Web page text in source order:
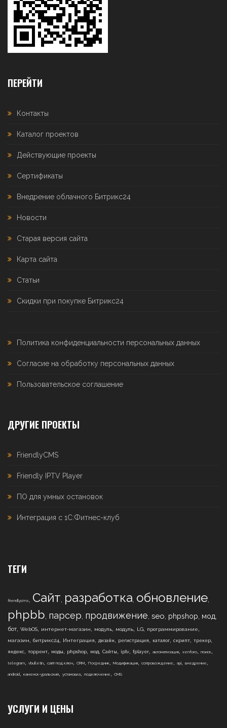
ПЕРЕЙТИ
Контакты
Каталог проектов
Действующие проекты
Сертификаты
Внедрение облачного Битрикс24
Новости
Старая версия сайта
Карта сайта
Статьи
Скидки при покупке Битрикс24
Политика конфиденциальности персональных данных
Согласие на обработку персональных данных
Пользовательское соглашение
ДРУГИЕ ПРОЕКТЫ
FriendlyCMS
Friendly IPTV Player
ПО для умных остановок
Интеграция с 1С:Фитнес-клуб
ТЕГИ
friendlycms , Сайт, разработка, обновление,
phpbb, парсер, продвижение, seo, phpshop, мод,
бот, WebOS, интернет-магазин, модуль, модуль, LG, программирование,
магазин, битрикс24, Интеграция, дизайн , регистрация , каталог, скрипт, трекер,
яндекс, торрент, моды , phpshop, мод, Сайты , iptv, fplayer, автоматизация, xenforo, поиск ,
telegram, vbulletin, сайт под ключ, CRM, Посредник , Модификация, сопровождение , api, внедрение ,
android, каменск-уральский, установка, подключение , CMS
УСЛУГИ И ЦЕНЫ